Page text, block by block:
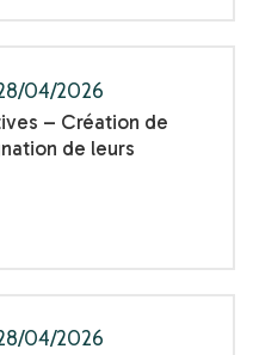
04/2026
– Création de
de leurs
04/2026